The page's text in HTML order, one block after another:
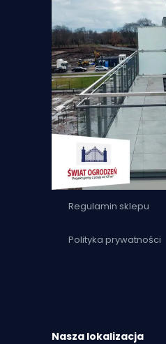
Regulamin sklepu
Polityka prywatności
Nasza lokalizacja